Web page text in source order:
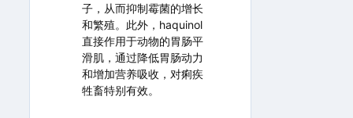
子，从而抑制霉菌的增长
和繁殖。此外，haquinol
直接作用于动物的胃肠平
滑肌，通过降低胃肠动力
和增加营养吸收，对痢疾
牲畜特别有效。